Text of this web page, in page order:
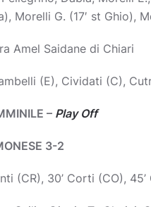
Morelli G. (17′ st Ghio),
Amel Saidane di Chiari
(E), Cividati (C),
– Play Off
3-2
(CR), 30’ Corti (CO),